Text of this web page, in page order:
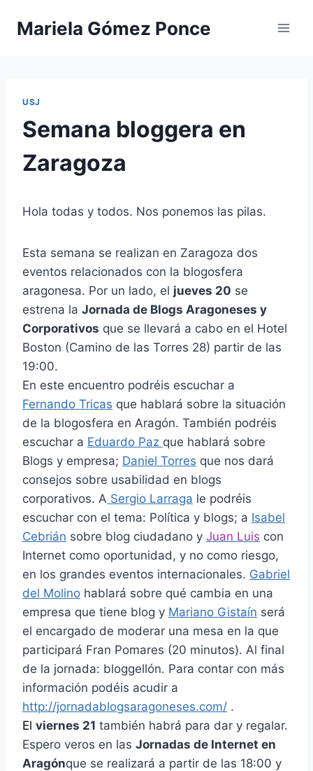
Mariela Gómez Ponce
USJ
Semana bloggera en
Zaragoza
Hola todas y todos. Nos ponemos las pilas.
Esta semana se realizan en Zaragoza dos
eventos relacionados con la blogosfera
aragonesa. Por un lado, el jueves 20 se
estrena la Jornada de Blogs Aragoneses y
Corporativos que se llevará a cabo en el Hotel
Boston (Camino de las Torres 28) partir de las
19:00.
En este encuentro podréis escuchar a
Fernando Tricas que hablará sobre la situación
de la blogosfera en Aragón. También podréis
escuchar a Eduardo Paz que hablará sobre
Blogs y empresa; Daniel Torres que nos dará
consejos sobre usabilidad en blogs
corporativos. A Sergio Larraga le podréis
escuchar con el tema: Política y blogs; a Isabel
Cebrián sobre blog ciudadano y Juan Luis con
Internet como oportunidad, y no como riesgo,
en los grandes eventos internacionales. Gabriel
del Molino hablará sobre qué cambia en una
empresa que tiene blog y Mariano Gistaín será
el encargado de moderar una mesa en la que
participará Fran Pomares (20 minutos). Al final
de la jornada: bloggellón. Para contar con más
información podéis acudir a
http://jornadablogsaragoneses.com/ .
El viernes 21 también habrá para dar y regalar.
Espero veros en las Jornadas de Internet en
Aragónque se realizará a partir de las 18:00 y